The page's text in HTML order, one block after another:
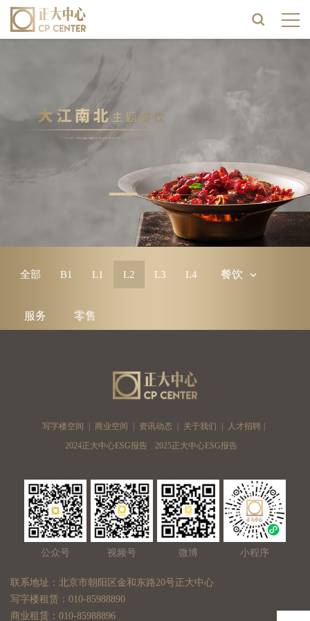
全部 B1 L1 L2 L3 L4 餐饮
服务 零售
写字楼空间 商业空间 资讯动态 关于我们 人才招聘
2024正大中心ESG报告
2025正大中心ESG报告
公众号 视频号 微博 小程序
联系地址：北京市朝阳区金和东路20号正大中心
写字楼租赁：010-85988890
商业租赁：010-85988896